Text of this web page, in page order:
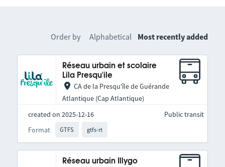
Order by Alphabetical Most recently added
Réseau urbain et scolaire
Lila Presqu'ile
CA de la Presqu'île de Guérande
Atlantique (Cap Atlantique)
created on 2025-12-16
Format
GTFS gtfs-rt
Public transit
Réseau urbain Illygo